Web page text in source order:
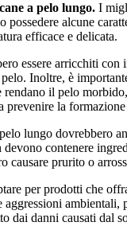
a pelo lungo. I
possedere alcune
efficace e delicata.
essere arricchiti con
Inoltre, è
il pelo
prevenire la
lungo dovrebbero
devono contenere
causare prurito o
per prodotti che
ambientali,
dai danni causati dal